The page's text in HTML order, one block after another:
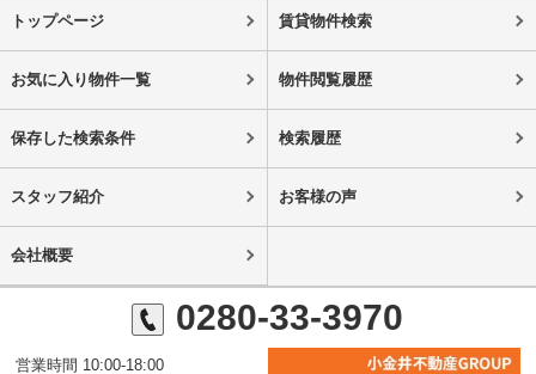
トップページ 賃貸物件検索
お気に入り物件一覧 物件閲覧履歴
保存した検索条件 検索履歴
スタッフ紹介 お客様の声
会社概要
0280-33-3970
営業時間 10:00-18:00